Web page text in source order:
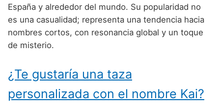
Nombres de niño que empiezan por G
Nombres de niño que empiezan por H
Nombres de niño que empiezan por I
Nombres de niño que empiezan por K
Nombres de niño que empiezan por L
Nombres de Niño Cantabros
Nombres de Niño Castellanos
Nombres de Niño Madrileños
Nombres de Niño Mitologicos
Nombres de Niño Romanos
Nombres de Niño Chinos
Nombres de Niño Franceses
Nombres de Niño Hispanoamericanos
Nombres de Niño Ingleses
Nombres de Niño Italianos
España y alrededor del mundo. Su popularidad no
es una casualidad; representa una tendencia hacia
nombres cortos, con resonancia global y un toque
de misterio.
¿Te gustaría una taza
personalizada con el nombre Kai?